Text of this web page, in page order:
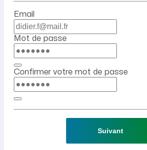
Email
Mot de passe
Confirmer votre mot de passe
Suivant